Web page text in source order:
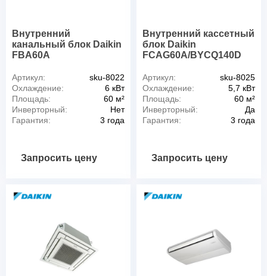
Внутренний
канальный блок Daikin
FBA60A
Артикул:
sku-8022
Охлаждение:
6 кВт
Площадь:
60 м²
Инверторный:
Нет
Гарантия:
3 года
Запросить цену
Внутренний кассетный
блок Daikin
FCAG60A/BYCQ140D
Артикул:
sku-8025
Охлаждение:
5,7 кВт
Площадь:
60 м²
Инверторный:
Да
Гарантия:
3 года
Запросить цену